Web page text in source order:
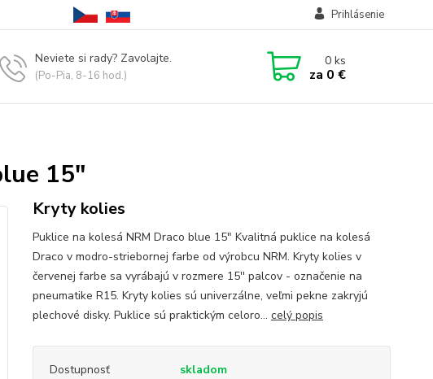
Prihlásenie
Neviete si rady? Zavolajte.
(Po-Pia, 8-16 hod.)
0ks
za 0 €
15"
Kryty kolies
Puklice na kolesá NRM Draco blue 15" Kvalitná puklice na kolesá
Draco v modro-striebornej farbe od výrobcu NRM. Kryty kolies v
červenej farbe sa vyrábajú v rozmere 15'' palcov - označenie na
pneumatike R15. Kryty kolies sú univerzálne, veľmi pekne zakryjú
plechové disky. Puklice sú praktickým celoro... celý popis
Dostupnosť skladom